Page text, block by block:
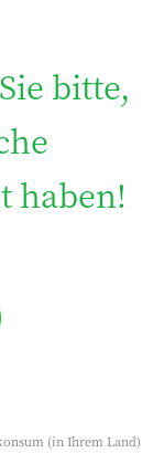
bitte,
haben!
(in Ihrem Land)